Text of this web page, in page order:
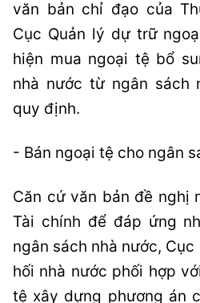
văn bản chỉ đạo của
Cục Quản lý dự trữ
hiện mua ngoại tệ bổ
nhà nước từ ngân sách
quy định.
- Bán ngoại tệ cho ngân
Căn cứ văn bản đề nghị
Tài chính để đáp ứng
ngân sách nhà nước,
hối nhà nước phối hợp
tệ xây dựng phương án